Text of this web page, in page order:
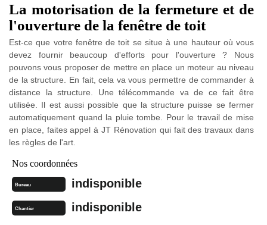
La motorisation de la fermeture et de
l'ouverture de la fenêtre de toit
Est-ce que votre fenêtre de toit se situe à une hauteur où vous
devez fournir beaucoup d'efforts pour l'ouverture ? Nous
pouvons vous proposer de mettre en place un moteur au niveau
de la structure. En fait, cela va vous permettre de commander à
distance la structure. Une télécommande va de ce fait être
utilisée. Il est aussi possible que la structure puisse se fermer
automatiquement quand la pluie tombe. Pour le travail de mise
en place, faites appel à JT Rénovation qui fait des travaux dans
les règles de l'art.
Nos coordonnées
Bureau indisponible
Chantier indisponible